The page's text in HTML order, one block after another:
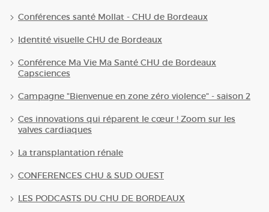
Conférences santé Mollat - CHU de Bordeaux
Identité visuelle CHU de Bordeaux
Conférence Ma Vie Ma Santé CHU de Bordeaux
Capsciences
Campagne "Bienvenue en zone zéro violence" - saison 2
Ces innovations qui réparent le cœur ! Zoom sur les
valves cardiaques
La transplantation rénale
CONFERENCES CHU & SUD OUEST
LES PODCASTS DU CHU DE BORDEAUX